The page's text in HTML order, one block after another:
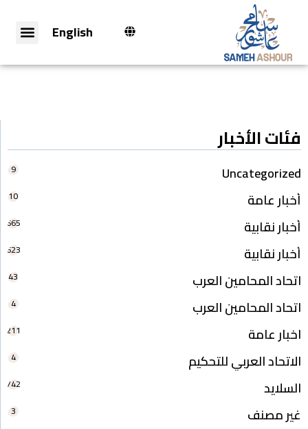
English
فئات الأخبار
Uncategorized
9
أخبار عامة 10
أخبار نقابية 665
أخبار نقابية 623
اتحاد المحامين العرب 43
اتحاد المحامين العرب 4
اخبار عامة 211
الاتحاد العربي للتحكيم 4
السلايد 742
غير مصنف 3